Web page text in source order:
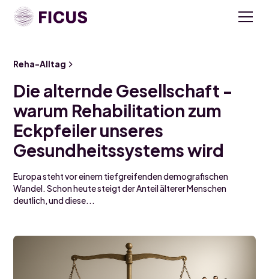
Reha-Alltag
Die alternde Gesellschaft -
warum Rehabilitation zum
Eckpfeiler unseres
Gesundheitssystems wird
Europa steht vor einem tiefgreifenden demografischen
Wandel. Schon heute steigt der Anteil älterer Menschen
deutlich, und diese...